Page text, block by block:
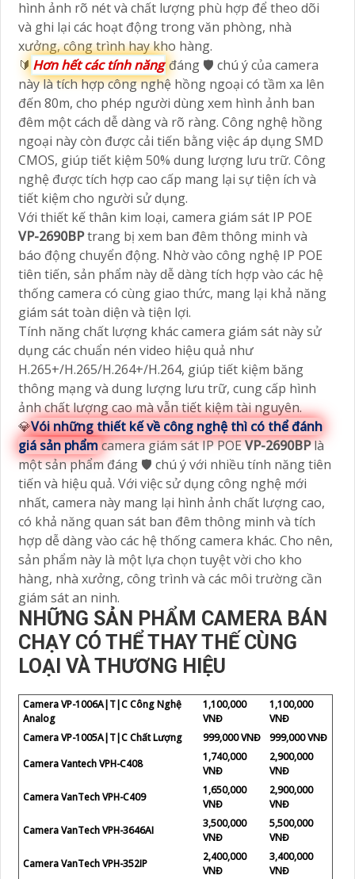
hình ảnh rõ nét và chất lượng phù hợp để theo dõi
và ghi lại các hoạt động trong văn phòng, nhà
xưởng, công trình hay kho hàng.
🔰 Hơn hết các tính năngđáng 🛡 chú ý của camera
này là tích hợp công nghệ hồng ngoại có tầm xa lên
đến 80m, cho phép người dùng xem hình ảnh ban
đêm một cách dễ dàng và rõ ràng. Công nghệ hồng
ngoại này còn được cải tiến bằng việc áp dụng SMD
CMOS, giúp tiết kiệm 50% dung lượng lưu trữ. Công
nghệ được tích hợp cao cấp mang lại sự tiện ích và
tiết kiệm cho người sử dụng.
Với thiết kế thân kim loại, camera giám sát IP POE
VP-2690BPtrang bị xem ban đêm thông minh và
báo động chuyển động. Nhờ vào công nghệ IP POE
tiên tiến, sản phẩm này dễ dàng tích hợp vào các hệ
thống camera có cùng giao thức, mang lại khả năng
giám sát toàn diện và tiện lợi.
Tính năng chất lượng khác camera giám sát này sử
dụng các chuẩn nén video hiệu quả như
H.265+/H.265/H.264+/H.264, giúp tiết kiệm băng
thông mạng và dung lượng lưu trữ, cung cấp hình
ảnh chất lượng cao mà vẫn tiết kiệm tài nguyên.
💎Vói những thiết kế về công nghệ thì có thể đánh
giá sản phẩmcamera giám sát IP POEVP-2690BPlà
một sản phẩm đáng 🛡 chú ý với nhiều tính năng tiên
tiến và hiệu quả. Với việc sử dụng công nghệ mới
nhất, camera này mang lại hình ảnh chất lượng cao,
có khả năng quan sát ban đêm thông minh và tích
hợp dễ dàng vào các hệ thống camera khác. Cho nên,
sản phẩm này là một lựa chọn tuyệt vời cho kho
hàng, nhà xưởng, công trình và các môi trường cần
giám sát an ninh.
NHỮNG SẢN PHẨM CAMERA BÁN
CHẠY CÓ THỂ THAY THẾ CÙNG
LOẠI VÀ THƯƠNG HIỆU
Camera VP-1006A|T|C Công Nghệ
Analog
1,100,000
VNĐ
1,100,000
VNĐ
Camera VP-1005A|T|C Chất Lượng
999,000 VNĐ
999,000 VNĐ
Camera Vantech VPH-C408
1,740,000
VNĐ
2,900,000
VNĐ
Camera VanTech VPH-C409
1,650,000
VNĐ
2,900,000
VNĐ
Camera VanTech VPH-3646AI
3,500,000
VNĐ
5,500,000
VNĐ
Camera VanTech VPH-352IP
2,400,000
VNĐ
3,400,000
VNĐ